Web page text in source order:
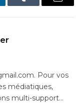
Tumblr Email
Pour vos
médiatiques,
multi-support…